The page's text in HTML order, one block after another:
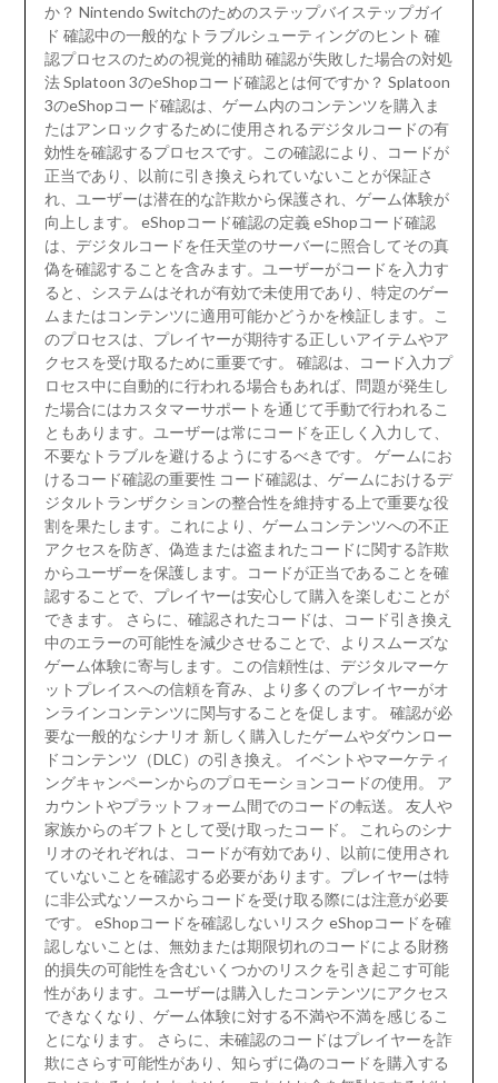
か？ Nintendo Switchのためのステップバイステップガイ
ド 確認中の一般的なトラブルシューティングのヒント 確
認プロセスのための視覚的補助 確認が失敗した場合の対処
法 Splatoon 3のeShopコード確認とは何ですか？ Splatoon
3のeShopコード確認は、ゲーム内のコンテンツを購入ま
たはアンロックするために使用されるデジタルコードの有
効性を確認するプロセスです。この確認により、コードが
正当であり、以前に引き換えられていないことが保証さ
れ、ユーザーは潜在的な詐欺から保護され、ゲーム体験が
向上します。 eShopコード確認の定義 eShopコード確認
は、デジタルコードを任天堂のサーバーに照合してその真
偽を確認することを含みます。ユーザーがコードを入力す
ると、システムはそれが有効で未使用であり、特定のゲー
ムまたはコンテンツに適用可能かどうかを検証します。こ
のプロセスは、プレイヤーが期待する正しいアイテムやア
クセスを受け取るために重要です。 確認は、コード入力プ
ロセス中に自動的に行われる場合もあれば、問題が発生し
た場合にはカスタマーサポートを通じて手動で行われるこ
ともあります。ユーザーは常にコードを正しく入力して、
不要なトラブルを避けるようにするべきです。 ゲームにお
けるコード確認の重要性 コード確認は、ゲームにおけるデ
ジタルトランザクションの整合性を維持する上で重要な役
割を果たします。これにより、ゲームコンテンツへの不正
アクセスを防ぎ、偽造または盗まれたコードに関する詐欺
からユーザーを保護します。コードが正当であることを確
認することで、プレイヤーは安心して購入を楽しむことが
できます。 さらに、確認されたコードは、コード引き換え
中のエラーの可能性を減少させることで、よりスムーズな
ゲーム体験に寄与します。この信頼性は、デジタルマーケ
ットプレイスへの信頼を育み、より多くのプレイヤーがオ
ンラインコンテンツに関与することを促します。 確認が必
要な一般的なシナリオ 新しく購入したゲームやダウンロー
ドコンテンツ（DLC）の引き換え。 イベントやマーケティ
ングキャンペーンからのプロモーションコードの使用。 ア
カウントやプラットフォーム間でのコードの転送。 友人や
家族からのギフトとして受け取ったコード。 これらのシナ
リオのそれぞれは、コードが有効であり、以前に使用され
ていないことを確認する必要があります。プレイヤーは特
に非公式なソースからコードを受け取る際には注意が必要
です。 eShopコードを確認しないリスク eShopコードを確
認しないことは、無効または期限切れのコードによる財務
的損失の可能性を含むいくつかのリスクを引き起こす可能
性があります。ユーザーは購入したコンテンツにアクセス
できなくなり、ゲーム体験に対する不満や不満を感じるこ
とになります。 さらに、未確認のコードはプレイヤーを詐
欺にさらす可能性があり、知らずに偽のコードを購入する